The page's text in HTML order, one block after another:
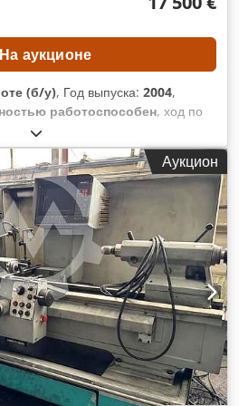
Anlowa Диапазон скоростей
по оси B: 585 мм Скорости
по оси X: 30 м/мин Быстроход по
по оси B: 18 м/мин Диапазоны
Z: 0–5000 мм/мин Подача по оси
СВЕДЕНИЯ ОБ СТАНКЕ Система
Fusion CNC 640T
Подаватель прутков
На аукционе
(б/у), Год выпуска: 2004,
работоспособен, ход по
410 мм
Series 160is-MB,
шпинделя:12 000 об/мин ,
гарантированная продажа по
ТЕХНИЧЕСКИЕ ХАРАКТЕРИСТИКИ
Y: 410 мм Ось Z: 460 мм Ось A: от
° Dwedpfszpxgrox Anlsa
от 100 до 12 000 об/мин
бесступенчатые Конус
Внутренний диаметр
мм Расстояния Расстояние от
части шпинделя: от 70 до
части колонны до центра
рабочей поверхности: 350
детали: 200 кг
Аукцион